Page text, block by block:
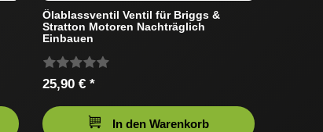
Ölablassventil Ventil für Briggs &
Stratton Motoren Nachträglich
Einbauen
25,90 € *
In den Warenkorb